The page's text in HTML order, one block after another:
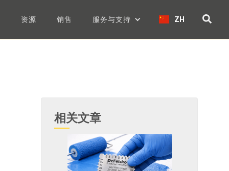
资源 销售 服务与支持 ZH
相关文章